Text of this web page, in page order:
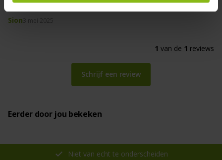
Oké
Sion
1 van de 1 reviews
Schrijf een review
Eerder door jou bekeken
Niet van echt te onderscheiden